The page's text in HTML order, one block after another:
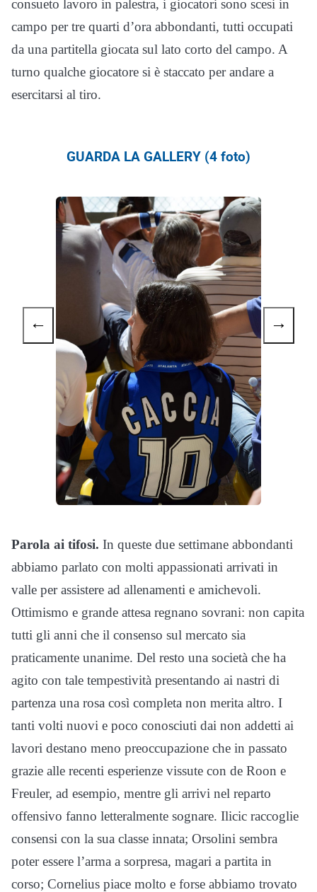
consueto lavoro in palestra, i giocatori sono scesi in
campo per tre quarti d’ora abbondanti, tutti occupati
da una partitella giocata sul lato corto del campo. A
turno qualche giocatore si è staccato per andare a
esercitarsi al tiro.
GUARDA LA GALLERY (4 foto)
← →
Parola ai tifosi. In queste due settimane abbondanti
abbiamo parlato con molti appassionati arrivati in
valle per assistere ad allenamenti e amichevoli.
Ottimismo e grande attesa regnano sovrani: non capita
tutti gli anni che il consenso sul mercato sia
praticamente unanime. Del resto una società che ha
agito con tale tempestività presentando ai nastri di
partenza una rosa così completa non merita altro. I
tanti volti nuovi e poco conosciuti dai non addetti ai
lavori destano meno preoccupazione che in passato
grazie alle recenti esperienze vissute con de Roon e
Freuler, ad esempio, mentre gli arrivi nel reparto
offensivo fanno letteralmente sognare. Ilicic raccoglie
consensi con la sua classe innata; Orsolini sembra
poter essere l’arma a sorpresa, magari a partita in
corso; Cornelius piace molto e forse abbiamo trovato